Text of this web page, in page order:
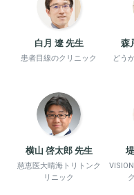
白月 遼 先生
患者目線のクリニック
森
どう
横山 啓太郎 先生
慈恵医大晴海トリトンク
リニック